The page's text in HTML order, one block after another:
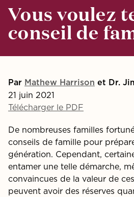
Vous voulez
conseil de
Par Mathew Harrison et Dr.
21 juin 2021
Télécharger le PDF
De nombreuses familles
conseils de famille pour
génération. Cependant,
entamer une telle démarche,
convaincues de la valeur de
peuvent avoir des réserves